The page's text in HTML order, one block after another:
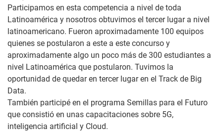
Participamos en esta competencia a nivel de toda
Latinoamérica y nosotros obtuvimos el tercer lugar a nivel
latinoamericano. Fueron aproximadamente 100 equipos
quienes se postularon a este a este concurso y
aproximadamente algo un poco más de 300 estudiantes a
nivel Latinoamérica que postularon. Tuvimos la
oportunidad de quedar en tercer lugar en el Track de Big
Data.
También participé en el programa Semillas para el Futuro
que consistió en unas capacitaciones sobre 5G,
inteligencia artificial y Cloud.